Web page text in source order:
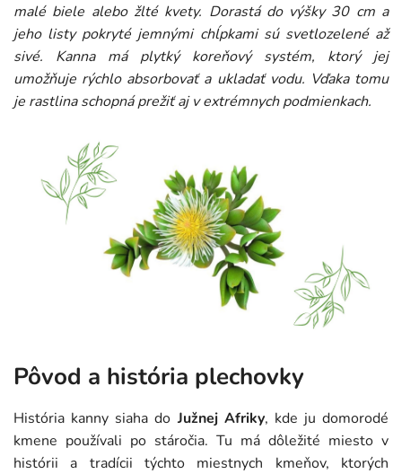
malé biele alebo žlté kvety. Dorastá do výšky 30 cm a
jeho listy pokryté jemnými chĺpkami sú svetlozelené až
sivé. Kanna má plytký koreňový systém, ktorý jej
umožňuje rýchlo absorbovať a ukladať vodu. Vďaka tomu
je rastlina schopná prežiť aj v extrémnych podmienkach.
Pôvod a história plechovky
História kanny siaha do Južnej Afriky, kde ju domorodé
kmene používali po stáročia. Tu má dôležité miesto v
histórii a tradícii týchto miestnych kmeňov, ktorých